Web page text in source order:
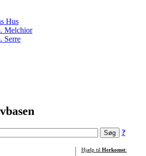
Hus
Melchior
Serre
?
Hjælp til Herkomst: